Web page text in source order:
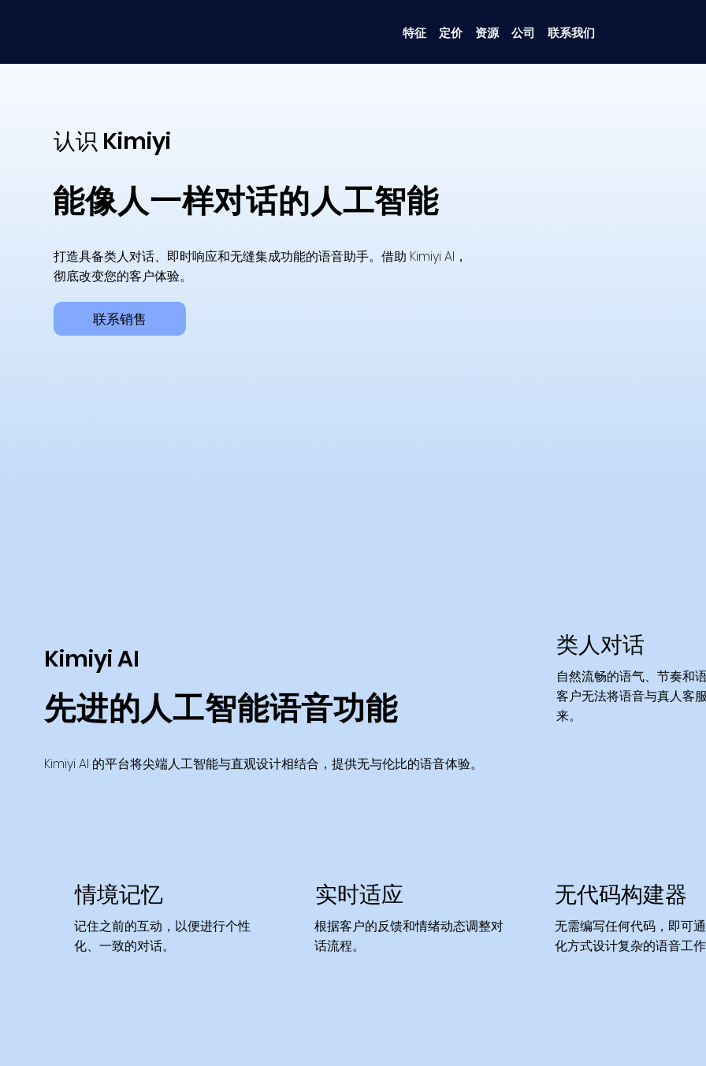
特征 定价 资源 公司 联系我们
认识 Kimiyi
能像人一样对话的人工智能
打造具备类人对话、即时响应和无缝集成功能的语音助手。借助 Kimiyi AI，
彻底改变您的客户体验。
联系销售
Kimiyi AI
先进的人工智能语音功能
Kimiyi AI 的平台将尖端人工智能与直观设计相结合，提供无与伦比的语音体验。
类人对话
自然流畅的语气、节奏和
客户无法将语音与真人客
来。
情境记忆
记住之前的互动，以便进行个性
化、一致的对话。
实时适应
根据客户的反馈和情绪动态调整对
话流程。
无代码构建器
无需编写任何代码，即可
化方式设计复杂的语音工